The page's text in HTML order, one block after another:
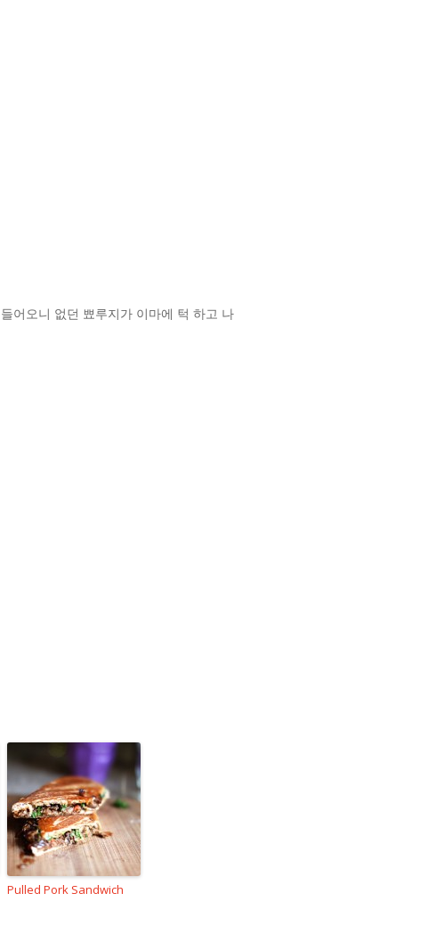
어오니 없던 뾰루지가 이마에 턱 하고 나
Pulled Pork Sandwich